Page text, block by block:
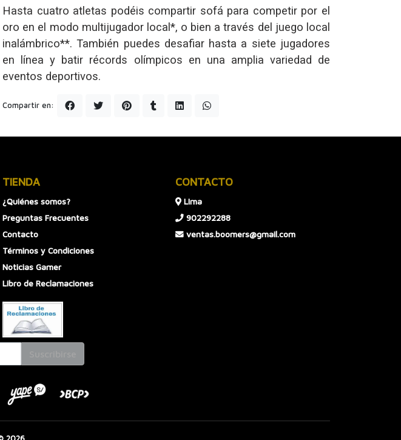
Hasta cuatro atletas podéis compartir sofá para competir por el
oro en el modo multijugador local*, o bien a través del juego local
inalámbrico**. También puedes desafiar hasta a siete jugadores
en línea y batir récords olímpicos en una amplia variedad de
eventos deportivos.
Compartir en:
TIENDA
¿Quiénes somos?
Preguntas Frecuentes
Contacto
Términos y Condiciones
Noticias Gamer
Libro de Reclamaciones
CONTACTO
LIma
902292288
ventas.boomers@gmail.com